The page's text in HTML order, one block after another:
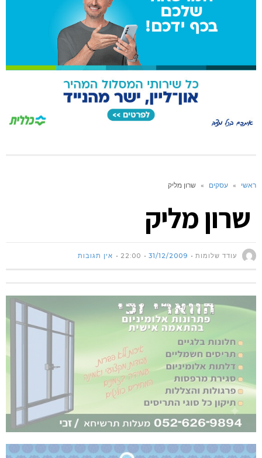
ראשי » עסקים » שרון מליק
שרון מליק
עודד שלומות 31/12/2009
22:00 אין תגובות